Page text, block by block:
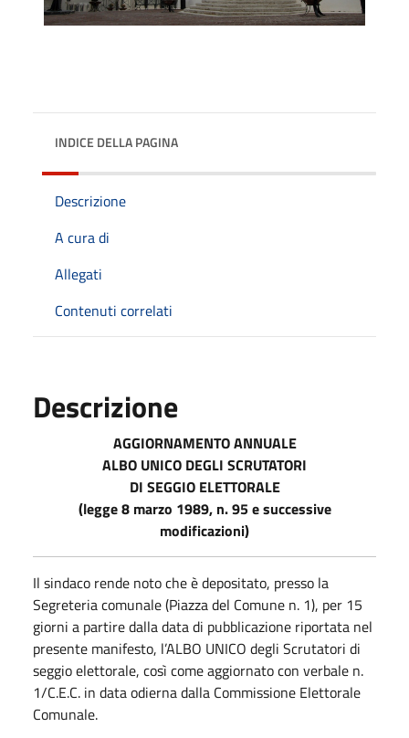
INDICE DELLA PAGINA
Descrizione
A cura di
Allegati
Contenuti correlati
Descrizione
AGGIORNAMENTO ANNUALE
ALBO UNICO DEGLI SCRUTATORI
DI SEGGIO ELETTORALE
(legge 8 marzo 1989, n. 95 e successive
modificazioni)
Il sindaco rende noto che è depositato, presso la
Segreteria comunale (Piazza del Comune n. 1), per 15
giorni a partire dalla data di pubblicazione riportata nel
presente manifesto, l’ALBO UNICO degli Scrutatori di
seggio elettorale, così come aggiornato con verbale n.
1/C.E.C. in data odierna dalla Commissione Elettorale
Comunale.